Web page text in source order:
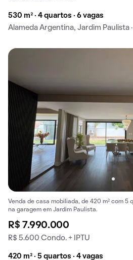
530 m² · 4 quartos · 6 vagas
Alameda Argentina, Jardim Paulista
Venda de casa mobiliada, de 420 m² com 5
na garagem em Jardim Paulista.
R$ 7.990.000
R$ 5.600 Condo. + IPTU
420 m² · 5 quartos · 4 vagas